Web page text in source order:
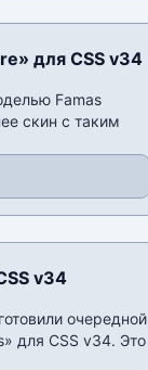
для CSS v34
Famas
скин с таким
v34
очередной
для CSS v34. Это